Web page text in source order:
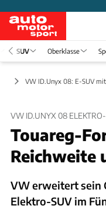
SUV Oberklasse
VW ID.Unyx 08: E-SUV
VW ID.UNYX 08
Touareg-
Reichweite
VW erweitert sein
Elektro-SUV im